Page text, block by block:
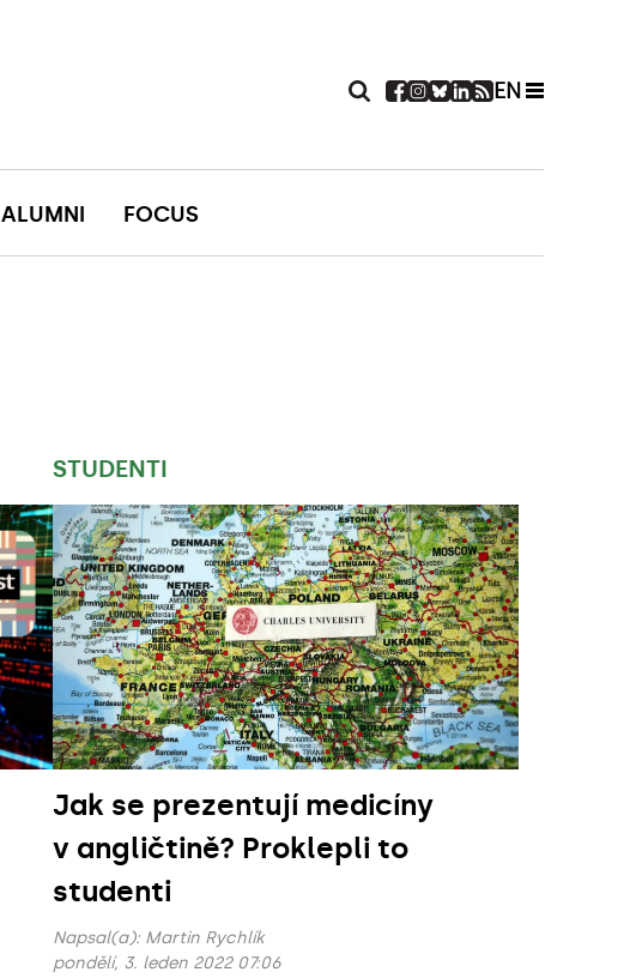
EN
ALUMNI FOCUS
STUDENTI
Jak se prezentují medicíny
v angličtině? Proklepli to
studenti
Napsal(a): Martin Rychlík
pondělí, 3. leden 2022 07:06